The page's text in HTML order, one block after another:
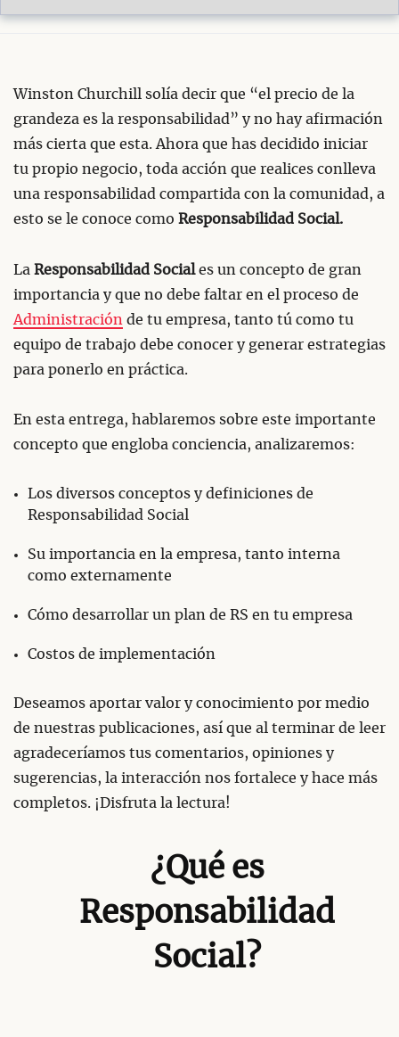
Winston Churchill solía decir que “el precio de la
grandeza es la responsabilidad” y no hay afirmación
más cierta que esta. Ahora que has decidido iniciar
tu propio negocio, toda acción que realices conlleva
una responsabilidad compartida con la comunidad, a
esto se le conoce como Responsabilidad Social.
La Responsabilidad Sociales un concepto de gran
importancia y que no debe faltar en el proceso de
Administración de tu empresa, tanto tú como tu
equipo de trabajo debe conocer y generar estrategias
para ponerlo en práctica.
En esta entrega, hablaremos sobre este importante
concepto que engloba conciencia, analizaremos:
Los diversos conceptos y definiciones de
Responsabilidad Social
Su importancia en la empresa, tanto interna
como externamente
Cómo desarrollar un plan de RS en tu empresa
Costos de implementación
Deseamos aportar valor y conocimiento por medio
de nuestras publicaciones, así que al terminar de leer
agradeceríamos tus comentarios, opiniones y
sugerencias, la interacción nos fortalece y hace más
completos. ¡Disfruta la lectura!
¿Qué es
Responsabilidad
Social?